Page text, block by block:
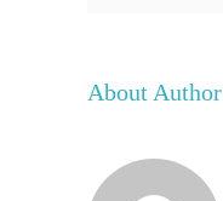
About Author